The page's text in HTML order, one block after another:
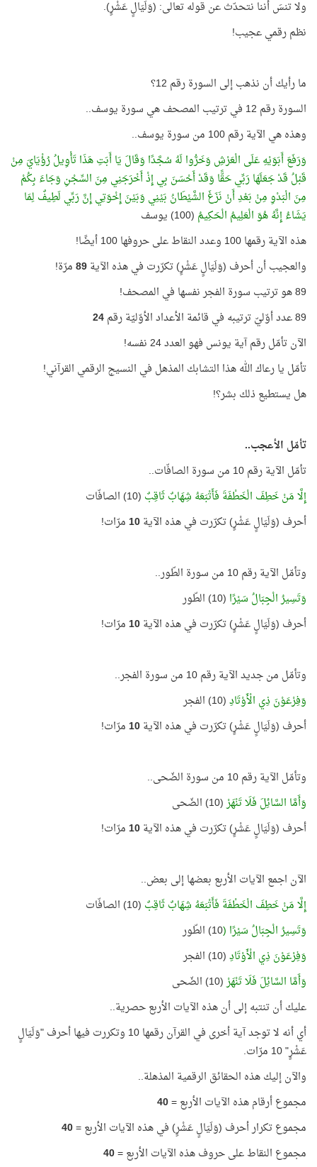
ولا تنسَ أننا نتحدّث عن قوله تعالى: (وَلَيَالٍ عَشْرٍ).
نظم رقمي عجيب!
ما رأيك أن نذهب إلى السورة رقم 12؟
السورة رقم 12 في ترتيب المصحف هي سورة يوسف..
وهذه هي الآية رقم 100 من سورة يوسف..
وَرَفَعَ أَبَوَيْهِ عَلَى الْعَرْشِ وَخَرُّوا لَهُ سُجَّدًا وَقَالَ يَا أَبَتِ هَذَا تَأْوِيلُ رُؤْيَايَ مِنْ
قَبْلُ قَدْ جَعَلَهَا رَبِّي حَقًّا وَقَدْ أَحْسَنَ بِي إِذْ أَخْرَجَنِي مِنَ السِّجْنِ وَجَاءَ بِكُمْ
مِنَ الْبَدْوِ مِنْ بَعْدِ أَنْ نَزَغَ الشَّيْطَانُ بَيْنِي وَبَيْنَ إِخْوَتِي إِنَّ رَبِّي لَطِيفٌ لِمَا
يَشَاءُ إِنَّهُ هُوَ الْعَلِيمُ الْحَكِيمُ (100) يوسف
هذه الآية رقمها 100 وعدد النقاط على حروفها 100 أيضًا!
والعجيب أن أحرف (وَلَيَالٍ عَشْرٍ) تكرّرت في هذه الآية89مرّة!
89 هو ترتيب سورة الفجر نفسها في المصحف!
89 عدد أوّليّ ترتيبه في قائمة الأعداد الأوّليّة رقم
24
الآن تأمّل رقم آية يونس فهو العدد 24 نفسه!
تأمّل يا رعاك الله هذا التشابك المذهل في النسيج الرقمي القرآني!
هل يستطيع ذلك بشر؟!
تأمّل الأعجب..
تأمّل الآية رقم 10 من سورة الصافّات..
إِلَّا مَنْ خَطِفَ الْخَطْفَةَ فَأَتْبَعَهُ شِهَابٌ ثَاقِبٌ (10) الصافّات
أحرف (وَلَيَالٍ عَشْرٍ) تكرّرت في هذه الآية10مرّات!
وتأمّل الآية رقم 10 من سورة الطّور..
وَتَسِيرُ الْجِبَالُ سَيْرًا (10) الطّور
أحرف (وَلَيَالٍ عَشْرٍ) تكرّرت في هذه الآية10مرّات!
وتأمّل من جديد الآية رقم 10 من سورة الفجر..
وَفِرْعَوْنَ ذِي الْأَوْتَادِ(10) الفجر
أحرف (وَلَيَالٍ عَشْرٍ) تكرّرت في هذه الآية10مرّات!
وتأمّل الآية رقم 10 من سورة الضّحى..
وَأَمَّا السَّائِلَ فَلَا تَنْهَرْ(10) الضّحى
أحرف (وَلَيَالٍ عَشْرٍ) تكرّرت في هذه الآية10مرّات!
الآن اجمع الآيات الأربع بعضها إلى بعض..
إِلَّا مَنْ خَطِفَ الْخَطْفَةَ فَأَتْبَعَهُ شِهَابٌ ثَاقِبٌ (10) الصافّات
وَتَسِيرُ الْجِبَالُ سَيْرًا (10) الطّور
وَفِرْعَوْنَ ذِي الْأَوْتَادِ(10) الفجر
وَأَمَّا السَّائِلَ فَلَا تَنْهَرْ(10) الضّحى
عليك أن تنتبه إلى أن هذه الآيات الأربع حصرية..
أي أنه لا توجد آية أخرى في القرآن رقمها 10 وتكررت فيها أحرف "وَلَيَالٍ
عَشْرٍ" 10 مرّات.
والآن إليك هذه الحقائق الرقمية المذهلة..
مجموع أرقام هذه الآيات الأربع =40
مجموع تكرار أحرف (وَلَيَالٍ عَشْرٍ) في هذه الآيات الأربع =40
مجموع النقاط على حروف هذه الآيات الأربع =40